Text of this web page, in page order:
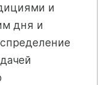
и
дня и